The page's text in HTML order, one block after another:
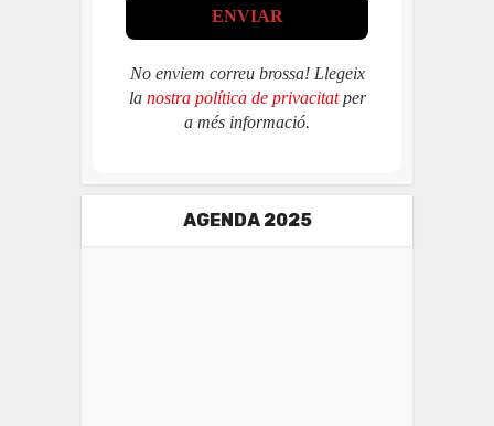
No enviem correu brossa! Llegeix
la nostra política de privacitatper
a més informació.
AGENDA 2025